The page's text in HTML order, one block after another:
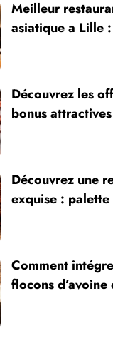
Meilleur
asiatique a Lille
pour leur qualité
Découvrez les
bonus
Découvrez une
exquise :
Comment
flocons